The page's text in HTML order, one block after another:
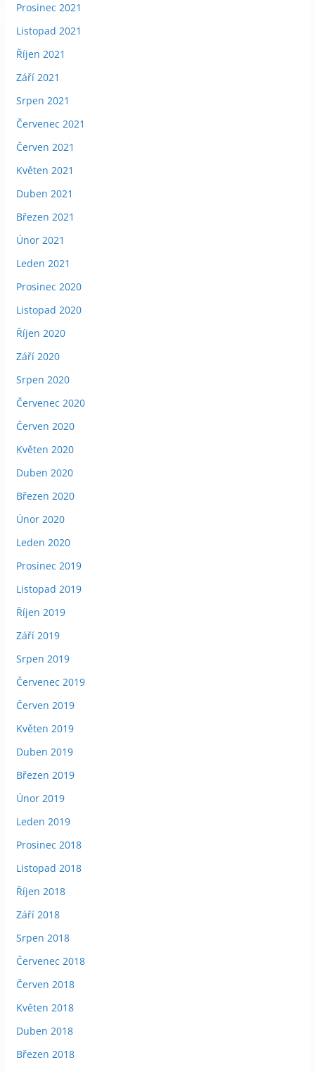
Prosinec 2021
Listopad 2021
Říjen 2021
Září 2021
Srpen 2021
Červenec 2021
Červen 2021
Květen 2021
Duben 2021
Březen 2021
Únor 2021
Leden 2021
Prosinec 2020
Listopad 2020
Říjen 2020
Září 2020
Srpen 2020
Červenec 2020
Červen 2020
Květen 2020
Duben 2020
Březen 2020
Únor 2020
Leden 2020
Prosinec 2019
Listopad 2019
Říjen 2019
Září 2019
Srpen 2019
Červenec 2019
Červen 2019
Květen 2019
Duben 2019
Březen 2019
Únor 2019
Leden 2019
Prosinec 2018
Listopad 2018
Říjen 2018
Září 2018
Srpen 2018
Červenec 2018
Červen 2018
Květen 2018
Duben 2018
Březen 2018